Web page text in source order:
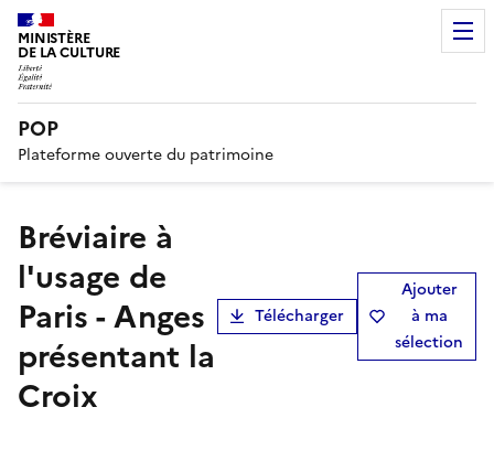
MINISTÈRE
DE LA CULTURE
POP
Plateforme ouverte du patrimoine
Bréviaire à
l'usage de
Paris - Anges
présentant la
Croix
Télécharger
Ajouter
à ma
sélection